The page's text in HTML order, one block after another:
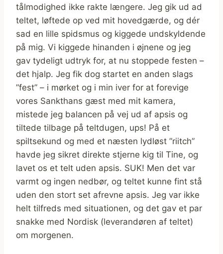
tålmodighed ikke rakte længere. Jeg gik ud ad
teltet, løftede op ved mit hovedgærde, og dér
sad en lille spidsmus og kiggede undskyldende
på mig. Vi kiggede hinanden i øjnene og jeg
gav tydeligt udtryk for, at nu stoppede festen –
det hjalp. Jeg fik dog startet en anden slags
”fest” – i mørket og i min iver for at forevige
vores Sankthans gæst med mit kamera,
mistede jeg balancen på vej ud af apsis og
tiltede tilbage på teltdugen, ups! På et
spiltsekund og med et næsten lydløst ”riitch”
havde jeg sikret direkte stjerne kig til Tine, og
lavet os et telt uden apsis. SUK! Men det var
varmt og ingen nedbør, og teltet kunne fint stå
uden den stort set afrevne apsis. Jeg var ikke
helt tilfreds med situationen, og det gav et par
snakke med Nordisk (leverandøren af teltet)
om morgenen.